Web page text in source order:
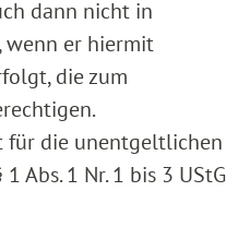
dann nicht in
wenn er hiermit
die zum
für die unentgeltlichen
Abs. 1 Nr. 1 bis 3 UStG